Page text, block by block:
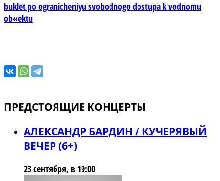
buklet po ogranicheniyu svobodnogo dostupa k vodnomu
ob«ektu
ПРЕДСТОЯЩИЕ КОНЦЕРТЫ
АЛЕКСАНДР БАРДИН / КУЧЕРЯВЫЙ
ВЕЧЕР (6+)
23 сентября, в 19:00